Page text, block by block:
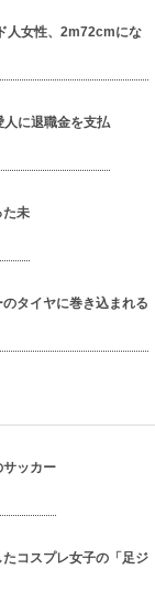
人女性、2m72cmにな
人に退職金を支払
た未
タイヤに巻き込まれる
サッカー
コスプレ女子の「足ジ